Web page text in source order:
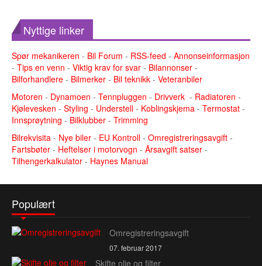
Nyttige linker
Spør mekanikeren - Bil Forum - RSS-feed - Annonseinformasjon
- Tips en venn - Viktig krav for svar - Bilannonser -
Bilforhandlere - Bilmerker - Bil teknikk - Veteranbiler
Motoren - Dynamoen - Tennpluggen - Drivverk - Radiatoren -
Kjølevesken - Styling - Understell - Koblingskjema - Termostat -
Innsprøytning - Bilklubber - Trimming
Bilrekvisita - Nye biler - EU Kontroll - Omregistreringsavgift -
Fartsbøter - Heftelser i motorvogn - Årsavgift satser -
Tilhengerkalkulator - Haynes Manual
Populært
Omregistreringsavgift
07. februar 2017
Skifte olje og filter